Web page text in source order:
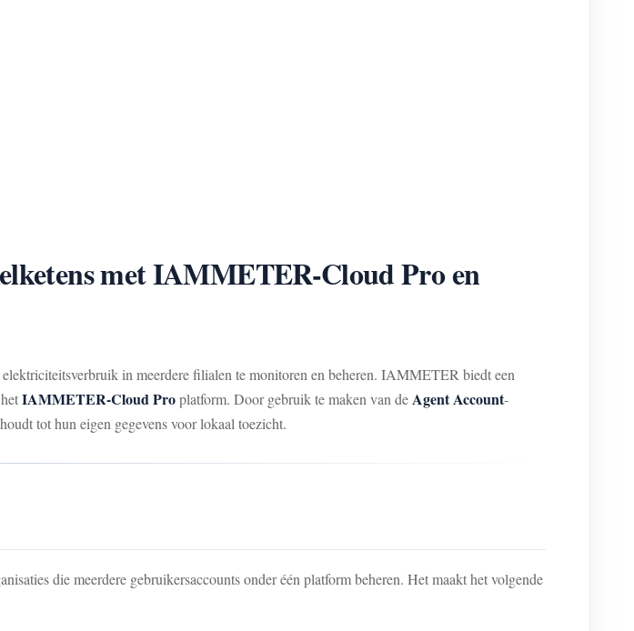
met IAMMETER-Cloud Pro en
in meerdere filialen te monitoren en beheren. IAMMETER biedt een
IAMMETER-Cloud Proplatform. Door gebruik te maken van deAgent Account-
tot hun eigen gegevens voor lokaal toezicht.
die meerdere gebruikersaccounts onder één platform beheren. Het maakt het volgende